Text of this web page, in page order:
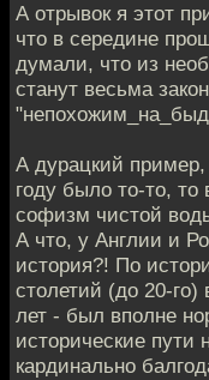
А отрывок я этот
что в середине
думали, что из
станут весьма
А дурацкий пример,
году было то-то,
софизм чистой
А что, у Англии и
история?! По
столетий (до 20-
лет - был вполне
исторические
кардинально